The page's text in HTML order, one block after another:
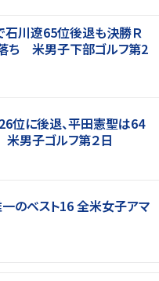
石川遼65位後退も決勝Ｒ
ち 米男子下部ゴルフ第2
位に後退、平田憲聖は64
男子ゴルフ第２日
のベスト16 全米女子アマ